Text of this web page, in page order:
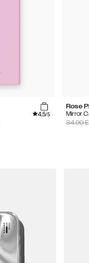
4.5/5
Rose
Mirror
34.99